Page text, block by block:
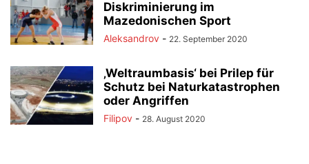
Diskriminierung im
Mazedonischen Sport
Aleksandrov - 22. September 2020
‚Weltraumbasis‘ bei Prilep für
Schutz bei Naturkatastrophen
oder Angriffen
Filipov - 28. August 2020